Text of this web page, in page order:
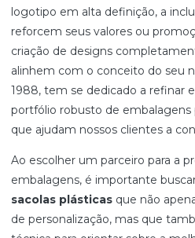
logotipo em alta definição, a
reforcem seus valores ou
criação de designs
alinhem com o conceito do seu
1988, tem se dedicado a refinar
portfólio robusto de embalagens
que ajudam nossos clientes a
Ao escolher um parceiro para a
embalagens, é importante
sacolas plásticas que não
de personalização, mas que